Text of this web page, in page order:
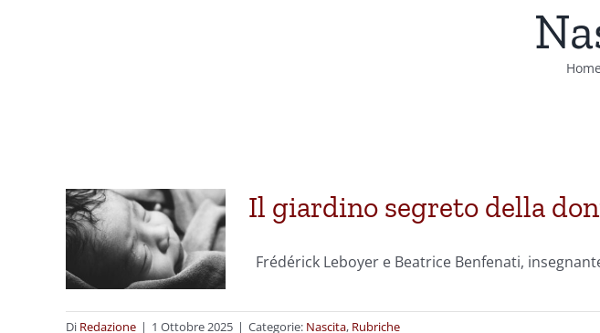
Home
Il giardino segreto della
Frédérick Leboyer e Beatrice Benfenati,
Di Redazione | 1 Ottobre 2025 | Categorie: Nascita, Rubriche